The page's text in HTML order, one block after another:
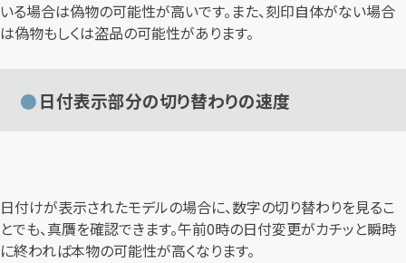
いる場合は偽物の可能性が高いです。また、刻印自体がない場合
は偽物もしくは盗品の可能性があります。
日付表示部分の切り替わりの速度
日付けが表示されたモデルの場合に、数字の切り替わりを見るこ
とでも、真贋を確認できます。午前0時の日付変更がカチッと瞬時
に終われば本物の可能性が高くなります。